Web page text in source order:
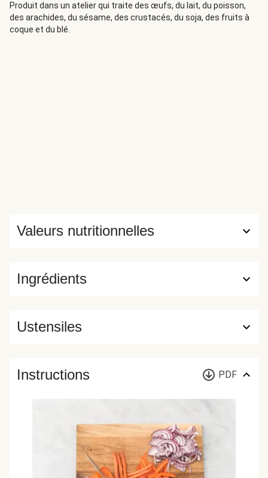
la fraîcheur au plat.
Produit dans un atelier qui traite des œufs, du lait, du poisson,
des arachides, du sésame, des crustacés, du soja, des fruits à
coque et du blé.
Ingrédients
Valeurs nutritionnelles
Ustensiles
Instructions PDF